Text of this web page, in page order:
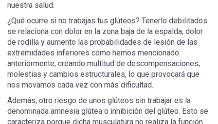
nuestra salud.
¿Qué ocurre si no trabajas tus glúteos? Tenerlo debilitados
se relaciona con dolor en la zona baja de la espalda, dolor
de rodilla y aumento las probabilidades de lesión de las
extremidades inferiores como hemos mencionado
anteriormente, creando multitud de descompensaciones,
molestias y cambios estructurales, lo que provocará que
nos movamos cada vez con más dificultad.
Además, otro riesgo de unos glúteos sin trabajar es la
denominada amnesia glútea o inhibición del glúteo. Esto se
caracteriza porque dicha musculatura no realiza la función